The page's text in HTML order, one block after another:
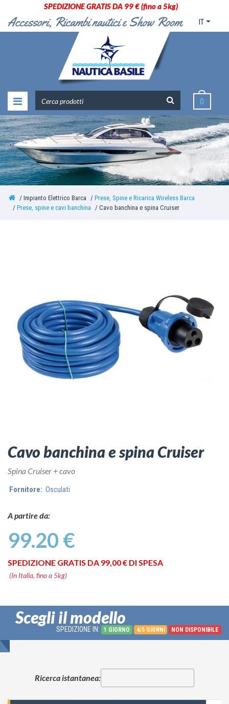
SPEDIZIONE GRATIS DA 99 € (fino a 5kg)
IT
0
Impianto Elettrico Barca
Prese, Spine e Ricarica Wireless Barca
Prese, spine e cavi banchina
Cavo banchina e spina Cruiser
Cavo banchina e spina Cruiser
Spina Cruiser + cavo
Fornitore: Osculati
A partire da:
99.20 €
SPEDIZIONE GRATIS DA 99,00 € DI SPESA
(In Italia, fino a 5kg)
Scegli il modello
SPEDIZIONE IN: 1 GIORNO 4/5 GIORNI NON DISPONIBILE
Ricerca istantanea: